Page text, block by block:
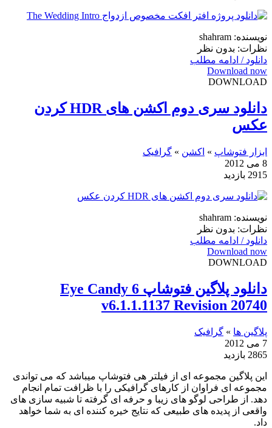
نویسنده: shahram
نظرات: بدون نظر
دانلود / ادامه مطلب
Download now
DOWNLOAD
دانلود سری دوم اکشن های HDR کردن
عکس
ابزار فتوشاپ » اکشن » گرافیک
8 می 2012
2915 بازدید
نویسنده: shahram
نظرات: بدون نظر
دانلود / ادامه مطلب
Download now
DOWNLOAD
دانلود پلاگین فتوشاپ Eye Candy 6
v6.1.1.1137 Revision 20740
پلاگین ها » گرافیک
7 می 2012
2865 بازدید
این پلاگین مجموعه ای از فیلتر هی فتوشاپ میباشد که می تواندی
مجموعه ای فراوان از کارهای گرافیکی را با ظرافت تمام انجام
دهد. از طراحی لوگو های زیبا و حرفه ای گرفته تا شبیه سازی های
واقعی از پدیده های طبیعی که نتایج خیره کننده ای به شما خواهد
داد.